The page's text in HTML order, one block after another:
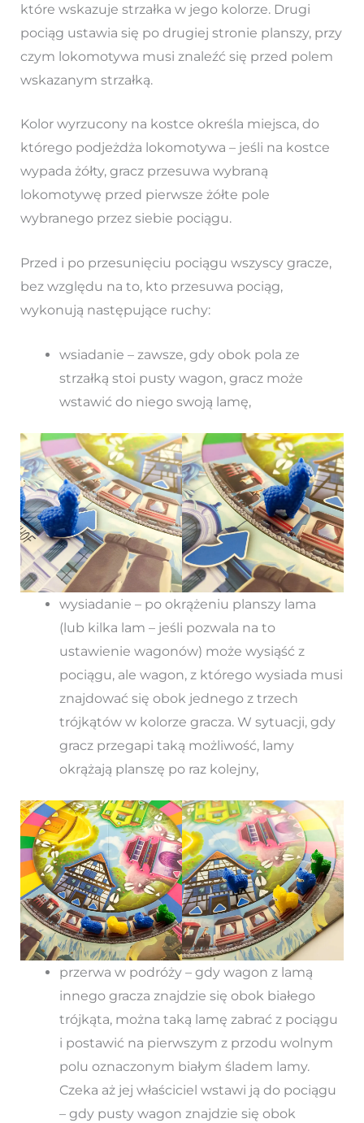
które wskazuje strzałka w jego kolorze. Drugi
pociąg ustawia się po drugiej stronie planszy, przy
czym lokomotywa musi znaleźć się przed polem
wskazanym strzałką.
Kolor wyrzucony na kostce określa miejsca, do
którego podjeżdża lokomotywa – jeśli na kostce
wypada żółty, gracz przesuwa wybraną
lokomotywę przed pierwsze żółte pole
wybranego przez siebie pociągu.
Przed i po przesunięciu pociągu wszyscy gracze,
bez względu na to, kto przesuwa pociąg,
wykonują następujące ruchy:
wsiadanie – zawsze, gdy obok pola ze
strzałką stoi pusty wagon, gracz może
wstawić do niego swoją lamę,
wysiadanie – po okrążeniu planszy lama
(lub kilka lam – jeśli pozwala na to
ustawienie wagonów) może wysiąść z
pociągu, ale wagon, z którego wysiada musi
znajdować się obok jednego z trzech
trójkątów w kolorze gracza. W sytuacji, gdy
gracz przegapi taką możliwość, lamy
okrążają planszę po raz kolejny,
przerwa w podróży – gdy wagon z lamą
innego gracza znajdzie się obok białego
trójkąta, można taką lamę zabrać z pociągu
i postawić na pierwszym z przodu wolnym
polu oznaczonym białym śladem lamy.
Czeka aż jej właściciel wstawi ją do pociągu
– gdy pusty wagon znajdzie się obok